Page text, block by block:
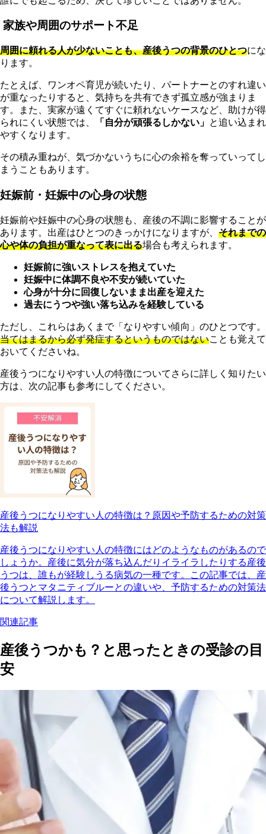
家族や周囲のサポート不足
周囲に頼れる人が少ないことも、産後うつの背景のひとつにな
ります。
たとえば、ワンオペ育児が続いたり、パートナーとのすれ違い
が重なったりすると、気持ちを共有できず孤立感が強まりま
す。また、実家が遠くてすぐに頼れないケースなど、助けが得
られにくい状態では、
「自分が頑張るしかない」 と追い込まれ
やすくなります。
その積み重ねが、気づかないうちに心の余裕を奪っていってし
まうこともあります。
妊娠前・妊娠中の心身の状態
妊娠前や妊娠中の心身の状態も、産後の不調に影響することが
あります。出産はひとつのきっかけになりますが、 それまでの
心や体の負担が重なって表に出る場合も考えられます。
妊娠前に強いストレスを抱えていた
妊娠中に体調不良や不安が続いていた
心身が十分に回復しないまま出産を迎えた
過去にうつや強い落ち込みを経験している
ただし、これらはあくまで「なりやすい傾向」のひとつです。
当てはまるから必ず発症するというものではないことも覚えて
おいてくださいね。
産後うつになりやすい人の特徴についてさらに詳しく知りたい
方は、次の記事も参考にしてください。
産後うつになりやすい人の特徴は？原因や予防するための対策
法も解説
産後うつになりやすい人の特徴にはどのようなものがあるので
しょうか。産後に気分が落ち込んだりイライラしたりする産後
うつは、誰もが経験しうる病気の一種です。この記事では、産
後うつとマタニティブルーとの違いや、予防するための対策法
について解説します。
関連記事
産後うつかも？と思ったときの受診の目
安